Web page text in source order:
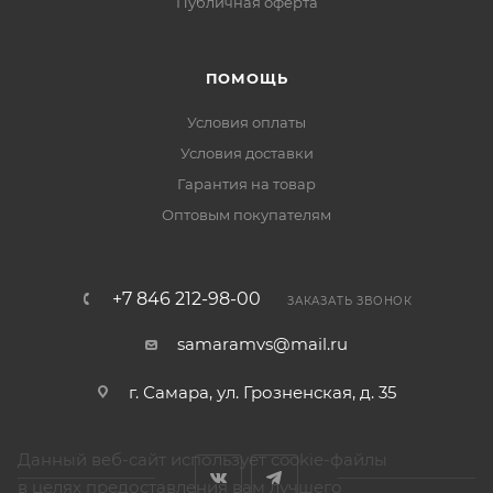
ПОМОЩЬ
Условия оплаты
Условия доставки
Гарантия на товар
Оптовым покупателям
+7 846 212-98-00 ЗАКАЗАТЬ ЗВОНОК
samaramvs@mail.ru
г. Самара, ул. Грозненская, д. 35
Данный веб-сайт использует cookie-файлы
в целях предоставления вам лучшего